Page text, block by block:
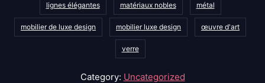
lignes élégantes matériaux nobles métal
mobilier de luxe design mobilier luxe design œuvre d'art
verre
Category: Uncategorized